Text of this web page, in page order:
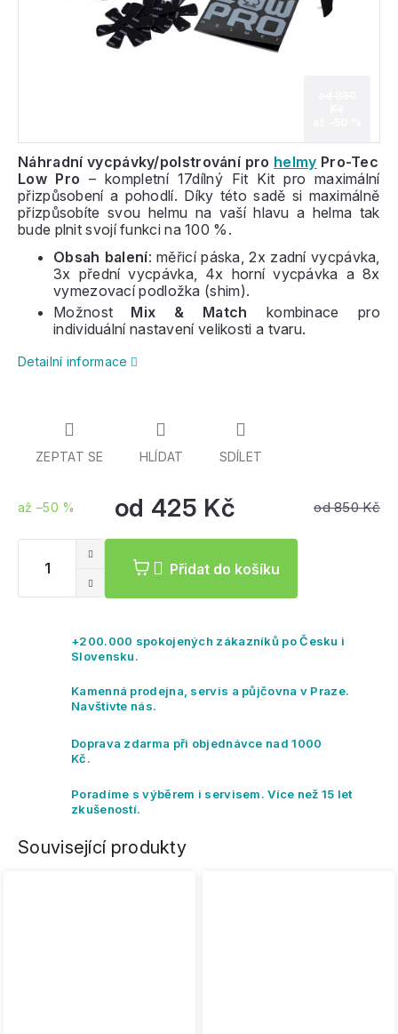
od 850 Kč
až –50 % od 425 Kč
cena:
Přidat do košíku
Náhradní vycpávky/polstrování pro helmy Pro-Tec
Low Pro – kompletní 17dílný Fit Kit pro maximální
přizpůsobení a pohodlí. Díky této sadě si maximálně
přizpůsobíte svou helmu na vaší hlavu a helma tak
bude plnit svojí funkci na 100 %.
Obsah balení: měřicí páska, 2x zadní vycpávka,
3x přední vycpávka, 4x horní vycpávka a 8x
vymezovací podložka (shim).
Možnost Mix & Match kombinace pro
individuální nastavení velikosti a tvaru.
Detailní informace
ZEPTAT SE HLÍDAT SDÍLET
+200.000 spokojených zákazníků po Česku i
Slovensku.
Kamenná prodejna, servis a půjčovna v Praze.
Navštivte nás.
Doprava zdarma při objednávce nad 1000
Kč.
Poradíme s výběrem i servisem. Více než 15 let
zkušeností.
Související produkty